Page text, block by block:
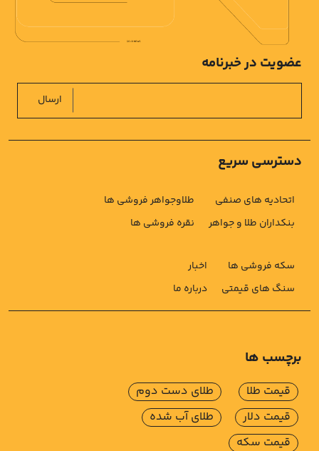
دسترسی سریع
اتحادیه های صنفی
بنکداران طلا و جواهر
طلاوجواهر فروشی ها
نقره فروشی ها
سکه فروشی ها
سنگ های قیمتی
اخبار
درباره ما
عضویت در خبرنامه
ارسال
برچسب ها
قیمت طلا
قیمت دلار
قیمت سکه
طلای دست دوم
طلای آب شده